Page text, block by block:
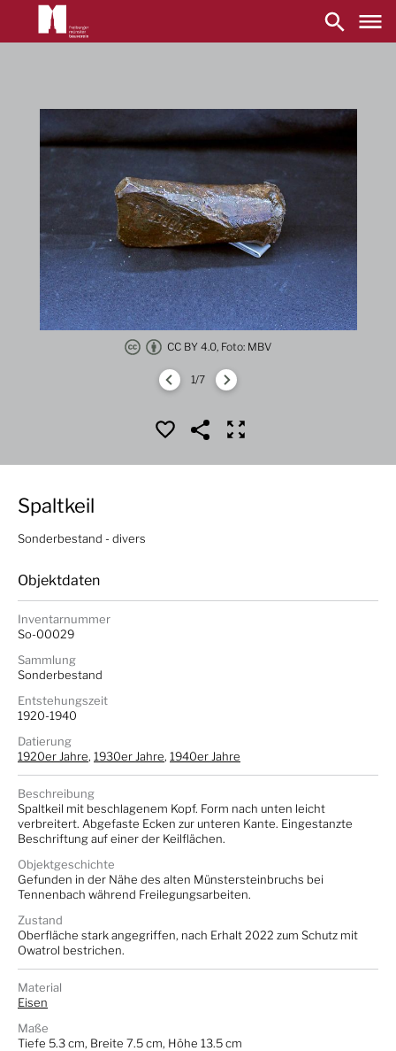
navigation
CC BY 4.0, Foto: MBV
1/7
Spaltkeil
Sonderbestand - divers
Objektdaten
Inventarnummer
So-00029
Sammlung
Sonderbestand
Entstehungszeit
1920-1940
Datierung
1920er Jahre, 1930er Jahre, 1940er Jahre
Beschreibung
Spaltkeil mit beschlagenem Kopf. Form nach unten leicht
verbreitert. Abgefaste Ecken zur unteren Kante. Eingestanzte
Beschriftung auf einer der Keilflächen.
Objektgeschichte
Gefunden in der Nähe des alten Münstersteinbruchs bei
Tennenbach während Freilegungsarbeiten.
Zustand
Oberfläche stark angegriffen, nach Erhalt 2022 zum Schutz mit
Owatrol bestrichen.
Material
Eisen
Maße
Tiefe 5.3 cm, Breite 7.5 cm, Höhe 13.5 cm